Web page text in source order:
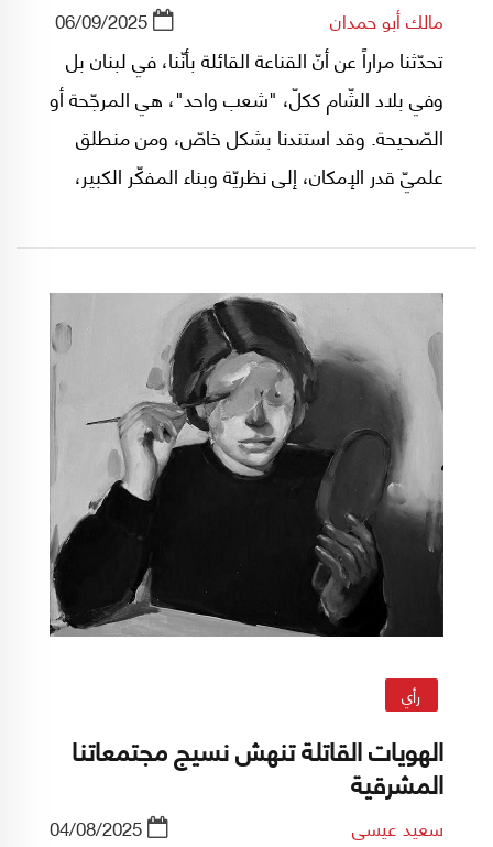
مالك أبو حمدان 06/09/2025
تحدّثنا مراراً عن أنّ القناعة القائلة بأنّنا، في لبنان بل
وفي بلاد الشّام ككلّ، "شعب واحد"، هي المرجّحة أو
الصّحيحة. وقد استندنا بشكل خاصّ، ومن منطلق
علميّ قدر الإمكان، إلى نظريّة وبناء المفكّر الكبير،
الاجتماعيّة-السّياسيّة، أو لم تَكن كذلك، فالحقيقة
هي أنّها نظرية قويّةٌ جدّاً ومتماسكةٌ جدّاً وواقعيّةٌ
جدّاً، وبمعزل عن نطاقها الجغرافيّ التّفصيليّ، علينا
الإقرار بأنّ عدداً من الأحداث والمعطيات التي
حصلت وتحصل، خصوصاً منذ سقوط بغداد عام
2003.. تُشكّل تحدّياً خطيراً مُعيّناً لبعض قناعاتنا
العلميّة و"الهويّاتيّة" هذه.
رأي
الهويات القاتلة تنهش نسيج مجتمعاتنا
المشرقية
سعيد عيسى 04/08/2025